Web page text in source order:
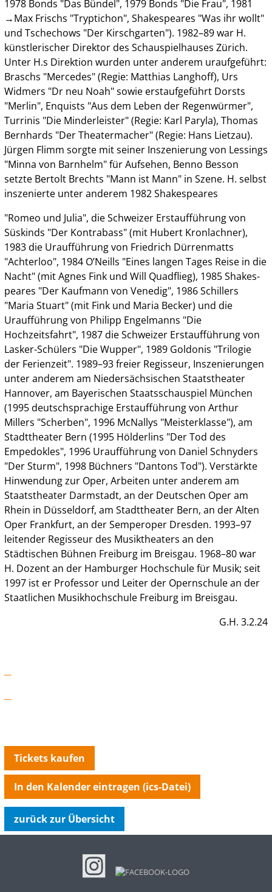
1978 Bonds "Das Bündel", 1979 Bonds "Die Frau", 1981
→Max Frischs "Tryptichon", Shakespeares "Was ihr wollt"
und Tschechows "Der Kirschgarten"). 1982–89 war H.
künstlerischer Direktor des Schauspielhauses Zürich.
Unter H.s Direktion wurden unter anderem uraufgeführt:
Braschs "Mercedes" (Regie: Matthias Langhoff), Urs
Widmers "Dr neu Noah" sowie erstaufgeführt Dorsts
"Merlin", Enquists "Aus dem Leben der Regenwürmer",
Turrinis "Die Minderleister" (Regie: Karl Paryla), Thomas
Bernhards "Der Theatermacher" (Regie: Hans Lietzau).
Jürgen Flimm sorgte mit seiner Inszenierung von Lessings
"Minna von Barnhelm" für Aufsehen, Benno Besson
setzte Bertolt Brechts "Mann ist Mann" in Szene. H. selbst
inszenierte unter anderem 1982 Shakespeares
"Romeo und Julia", die Schweizer Erstaufführung von
Süskinds "Der Kontrabass" (mit Hubert Kronlachner),
1983 die Uraufführung von Friedrich Dürrenmatts
"Achterloo", 1984 O’Neills "Eines langen Tages Reise in die
Nacht" (mit Agnes Fink und Will Quadflieg), 1985 Shakes­
peares "Der Kaufmann von Venedig", 1986 Schillers
"Maria Stuart" (mit Fink und Maria Becker) und die
Uraufführung von Philipp Engelmanns "Die
Hochzeitsfahrt", 1987 die Schweizer Erstaufführung von
Lasker-Schülers "Die Wupper", 1989 Goldonis "Trilogie
der Ferienzeit". 1989–93 freier Regisseur, Inszenierungen
unter anderem am Niedersächsischen Staatstheater
Hannover, am Bayerischen Staatsschauspiel München
(1995 deutschsprachige Erstaufführung von Arthur
Millers "Scherben", 1996 McNallys "Meisterklasse"), am
Stadttheater Bern (1995 Hölderlins "Der Tod des
Empedokles", 1996 Uraufführung von Daniel Schnyders
"Der Sturm", 1998 Büchners "Dantons Tod"). Verstärkte
Hinwendung zur Oper, Arbeiten unter anderem am
Staatstheater Darmstadt, an der Deutschen Oper am
Rhein in Düsseldorf, am Stadttheater Bern, an der Alten
Oper Frankfurt, an der Semperoper Dresden. 1993–97
leitender Regisseur des Musiktheaters an den
Städtischen Bühnen Freiburg im Breisgau. 1968–80 war
H. Dozent an der Hamburger Hochschule für Musik; seit
1997 ist er Professor und Leiter der Opernschule an der
Staatlichen Musikhochschule Freiburg im Breisgau.
G.H. 3.2.24
Tickets kaufen
In den Kalender eintragen (ics-Datei)
zurück zur Übersicht